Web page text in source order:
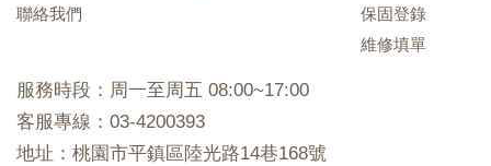
聯絡我們
保固登錄
維修填單
服務時段：周一至周五 08:00~17:00
客服專線：03-4200393
地址：桃園市平鎮區陸光路14巷168號